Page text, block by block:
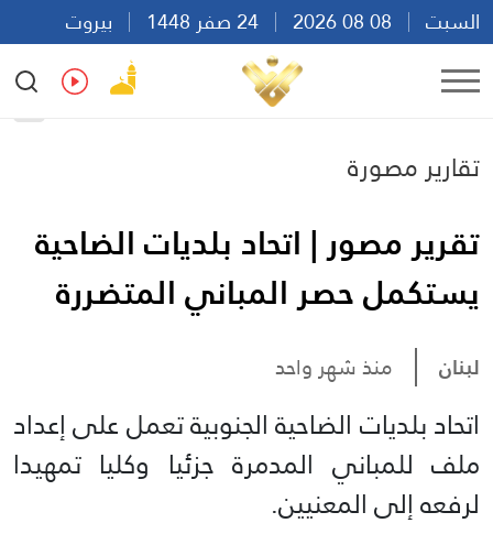
السبت
بيروت
16:19
Ar
تقارير مصورة
تقرير مصور | اتحاد بلديات الضاحية
يستكمل حصر المباني المتضررة
لبنان منذ شهر واحد
اتحاد بلديات الضاحية الجنوبية تعمل على إعداد
ملف للمباني المدمرة جزئيا وكليا تمهيدا
لرفعه إلى المعنيين.